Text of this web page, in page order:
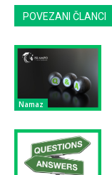
POVEZANI ČLANCI
Namaz